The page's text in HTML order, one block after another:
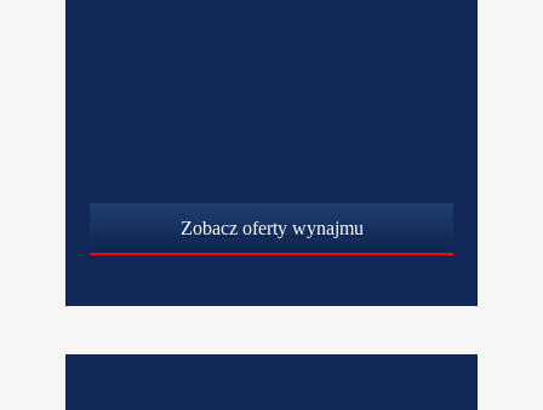
Zobacz oferty wynajmu